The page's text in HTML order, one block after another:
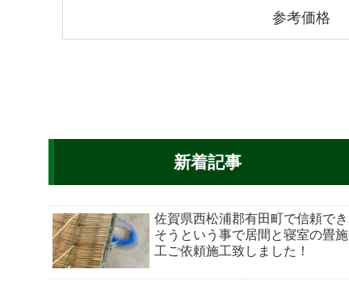
参考価格
新着記事
佐賀県西松浦郡有田町で信頼でき
そうという事で居間と寝室の畳施
工ご依頼施工致しました！